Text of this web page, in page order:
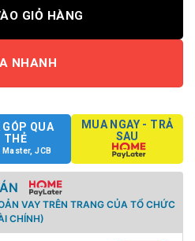
GIỎ HÀNG
NHANH
GÓP QUA
THẺ
JCB
MUA NGAY - TRẢ
SAU
VAY TRÊN TRANG CỦA TỔ CHỨC
CHÍNH)